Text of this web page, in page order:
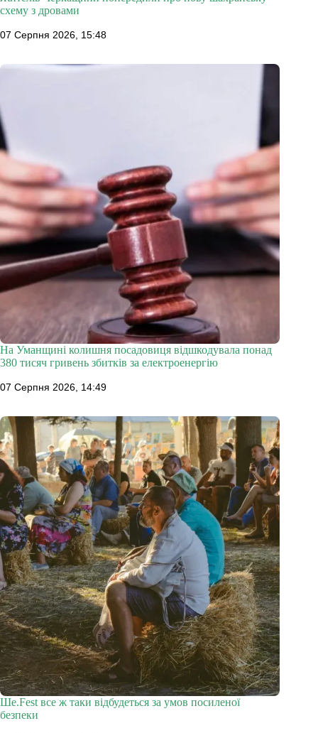
схему з дровами
07 Серпня 2026, 15:48
На Уманщині колишня посадовиця відшкодувала понад
380 тисяч гривень збитків за електроенергію
07 Серпня 2026, 14:49
Ше.Fest все ж таки відбудеться за умов посиленої
безпеки